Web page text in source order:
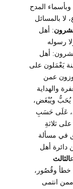
وبأسماء المدح
لا بالمسائل
: أهل
رسوله
أهل
يَعْمَلون على
عمن
والهداية
يُحَبُّ ويُبْغَض،
عَلَى حَسَبِ
ثلاثةِ
في مسألة
دائرة أهل
الثالث
خطأ وقُصُور،
انتمى